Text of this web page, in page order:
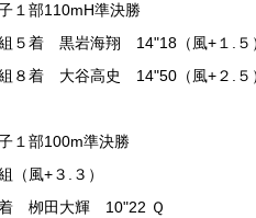
１部110mH準決勝
５着 黒岩海翔 14"18（風+１.５
８着 大谷高史 14"50（風+２.５
１部100m準決勝
（風+３.３）
栁田大輝 10"22 Ｑ